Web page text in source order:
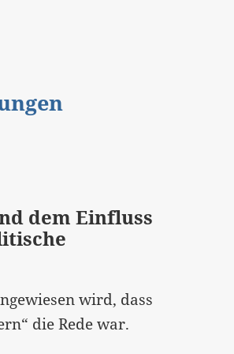
dem Einfluss
wird, dass
die Rede war.